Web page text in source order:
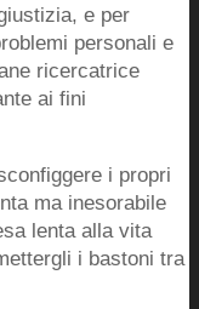
e per
personali e
ricercatrice
ai fini
i propri
ma inesorabile
lenta alla vita
i bastoni tra